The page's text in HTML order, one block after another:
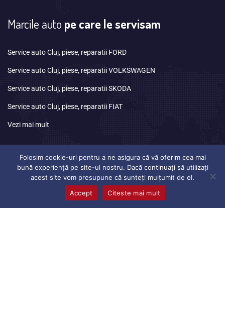
Marcile auto pe care le servisam
Service auto Cluj, piese, reparatii FORD
Service auto Cluj, piese, reparatii VOLKSWAGEN
Service auto Cluj, piese, reparatii SKODA
Service auto Cluj, piese, reparatii FIAT
Vezi mai mult
Programde lucru
08:30 – 17:00
Folosim cookie-uri pentru a ne asigura că vă oferim cea mai
bună experiență pe site-ul nostru. Dacă continuați să utilizați
acest site vom presupune că sunteți mulțumit de el.
Accept
Citeste mai mult